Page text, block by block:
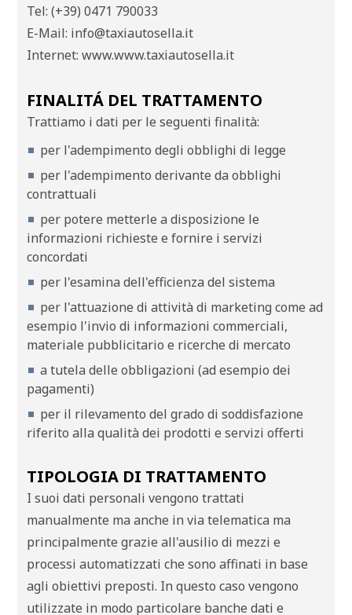
Tel: (+39) 0471 790033
E-Mail: info@taxiautosella.it
Internet: www.www.taxiautosella.it
FINALITÁ DEL TRATTAMENTO
Trattiamo i dati per le seguenti finalità:
per l'adempimento degli obblighi di legge
per l'adempimento derivante da obblighi
contrattuali
per potere metterle a disposizione le
informazioni richieste e fornire i servizi
concordati
per l'esamina dell'efficienza del sistema
per l'attuazione di attività di marketing come ad
esempio l'invio di informazioni commerciali,
materiale pubblicitario e ricerche di mercato
a tutela delle obbligazioni (ad esempio dei
pagamenti)
per il rilevamento del grado di soddisfazione
riferito alla qualità dei prodotti e servizi offerti
TIPOLOGIA DI TRATTAMENTO
I suoi dati personali vengono trattati
manualmente ma anche in via telematica ma
principalmente grazie all'ausilio di mezzi e
processi automatizzati che sono affinati in base
agli obiettivi preposti. In questo caso vengono
utilizzate in modo particolare banche dati e